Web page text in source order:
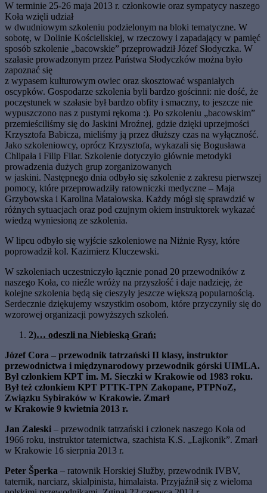
W terminie 25-26 maja 2013 r. członkowie oraz sympatycy naszego
Koła wzięli udział
w dwudniowym szkoleniu podzielonym na bloki tematyczne. W
sobotę, w Dolinie Kościeliskiej, w rzeczowy i zapadający w pamięć
sposób szkolenie „bacowskie” przeprowadził Józef Słodyczka. W
szałasie prowadzonym przez Państwa Słodyczków można było
zapoznać się
z wypasem kulturowym owiec oraz skosztować wspaniałych
oscypków. Gospodarze szkolenia byli bardzo gościnni: nie dość, że
poczęstunek w szałasie był bardzo obfity i smaczny, to jeszcze nie
wypuszczono nas z pustymi rękoma :). Po szkoleniu „bacowskim”
przemieściliśmy się do Jaskini Mroźnej, gdzie dzięki uprzejmości
Krzysztofa Babicza, mieliśmy ją przez dłuższy czas na wyłączność.
Jako szkoleniowcy, oprócz Krzysztofa, wykazali się Bogusława
Chlipała i Filip Filar. Szkolenie dotyczyło głównie metodyki
prowadzenia dużych grup zorganizowanych
w jaskini. Następnego dnia odbyło się szkolenie z zakresu pierwszej
pomocy, które przeprowadziły ratowniczki medyczne – Maja
Grzybowska i Karolina Matałowska. Każdy mógł się sprawdzić w
różnych sytuacjach oraz pod czujnym okiem instruktorek wykazać
wiedzą wyniesioną ze szkolenia.
W lipcu odbyło się wyjście szkoleniowe na Niżnie Rysy, które
poprowadził kol. Kazimierz Kluczewski.
W szkoleniach uczestniczyło łącznie ponad 20 przewodników z
naszego Koła, co nieźle wróży na przyszłość i daje nadzieję, że
kolejne szkolenia będą się cieszyły jeszcze większą popularnością.
Serdecznie dziękujemy wszystkim osobom, które przyczyniły się do
wzorowej organizacji powyższych szkoleń.
2)… odeszli na Niebieską Grań:
Józef Cora – przewodnik tatrzański II klasy, instruktor
przewodnictwa i międzynarodowy przewodnik górski UIMLA.
Był członkiem KPT im. M. Sieczki w Krakowie od 1983 roku.
Był też członkiem KPT PTTK-TPN Zakopane, PTPNoZ,
Związku Sybiraków w Krakowie. Zmarł
w Krakowie 9 kwietnia 2013 r.
Jan Zaleski – przewodnik tatrzański i członek naszego Koła od
1966 roku, instruktor taternictwa, szachista K.S. „Lajkonik”. Zmarł
w Krakowie 16 sierpnia 2013 r.
Peter Šperka – ratownik Horskiej Služby, przewodnik IVBV,
taternik, narciarz, skialpinista, himalaista. Przyjaźnił się z wieloma